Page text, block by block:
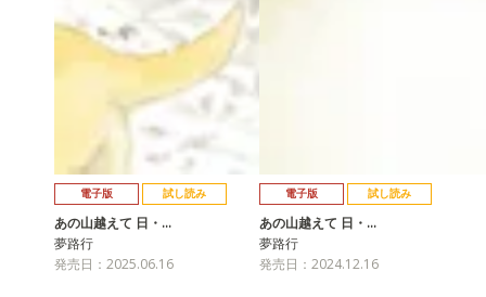
電子版 試し読み
あの山越えて 日・…
夢路行
発売日：2025.06.16
電子版 試し読み
あの山越えて 日・…
夢路行
発売日：2024.12.16